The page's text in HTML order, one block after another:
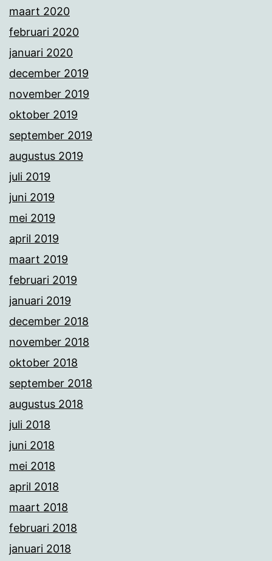
maart 2020
februari 2020
januari 2020
december 2019
november 2019
oktober 2019
september 2019
augustus 2019
juli 2019
juni 2019
mei 2019
april 2019
maart 2019
februari 2019
januari 2019
december 2018
november 2018
oktober 2018
september 2018
augustus 2018
juli 2018
juni 2018
mei 2018
april 2018
maart 2018
februari 2018
januari 2018